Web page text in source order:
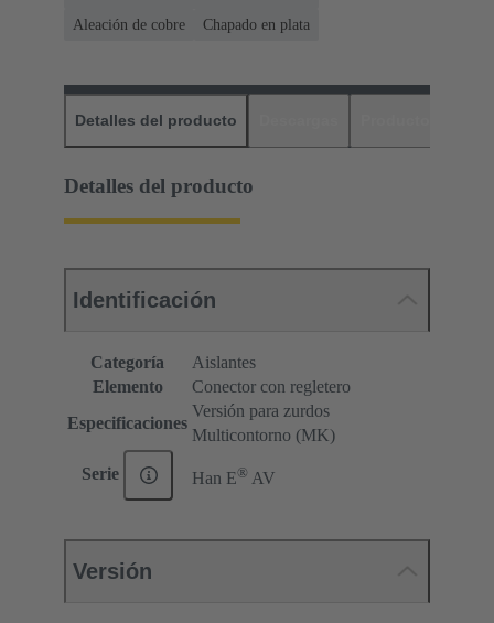
Aleación de cobre
Chapado en plata
Detalles del producto
Detalles del producto
Identificación
Categoría
Aislantes
Elemento
Conector con regletero
Especificaciones
Versión para zurdos
Multicontorno (MK)
Serie Han E® AV
Versión